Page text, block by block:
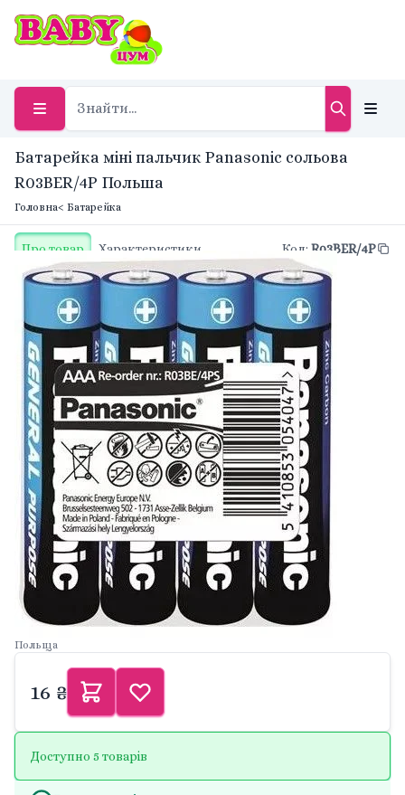
Батарейка міні пальчик Panasonic сольова
R03BER/4P Польша
Головна< Батарейка
Про товар Характеристики Код: R03BER/4P
Польща
16 ₴
Доступно 5 товарів